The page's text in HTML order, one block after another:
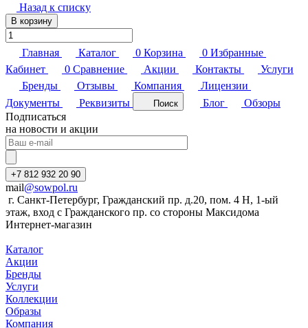
Назад к списку
В корзину
Главная Каталог 0 Корзина 0 Избранные
Кабинет
0 Сравнение Акции Контакты
Услуги
Бренды
Отзывы Компания
Лицензии
Документы
Реквизиты Поиск Блог
Обзоры
Подписаться
на новости и акции
+7 812 932 20 90
mail@sowpol.ru
г. Санкт-Петербург, Гражданский пр. д.20, пом. 4 Н, 1-ый
этаж, вход с Гражданского пр. со стороны Максидома
Интернет-магазин
Каталог
Акции
Бренды
Услуги
Коллекции
Образы
Компания